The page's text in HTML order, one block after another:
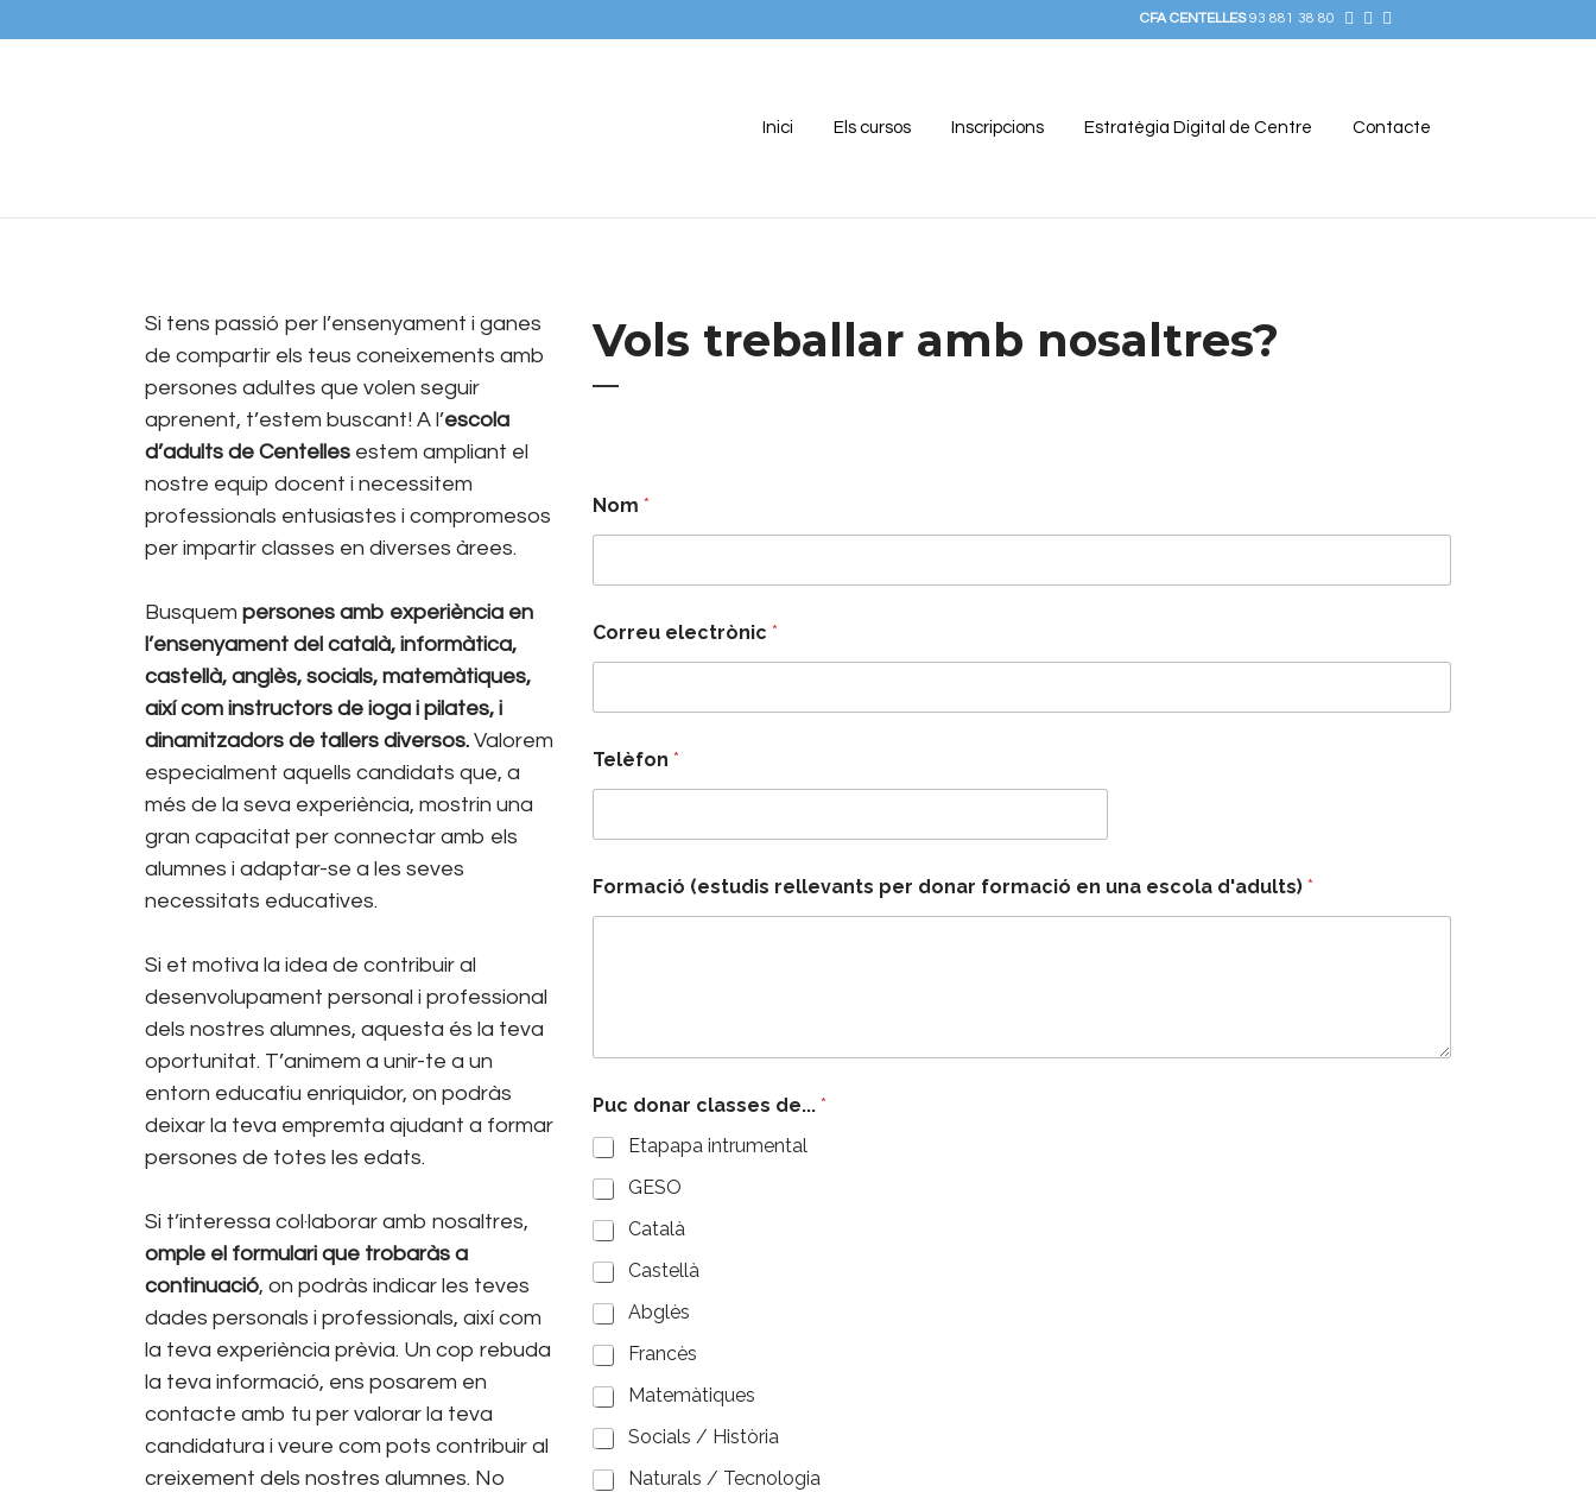
CFA CENTELLES93 881 38 80
Inici Els cursos Inscripcions Estratègia Digital de Centre Contacte
Si tens passió per l’ensenyament i ganes
de compartir els teus coneixements amb
persones adultes que volen seguir
aprenent, t’estem buscant! A l’escola
d’adults de Centelles estem ampliant el
nostre equip docent i necessitem
professionals entusiastes i compromesos
per impartir classes en diverses àrees.
Busquem persones amb experiència en
l’ensenyament del català, informàtica,
castellà, anglès, socials, matemàtiques,
així com instructors de ioga i pilates, i
dinamitzadors de tallers diversos. Valorem
especialment aquells candidats que, a
més de la seva experiència, mostrin una
gran capacitat per connectar amb els
alumnes i adaptar-se a les seves
necessitats educatives.
Si et motiva la idea de contribuir al
desenvolupament personal i professional
dels nostres alumnes, aquesta és la teva
oportunitat. T’animem a unir-te a un
entorn educatiu enriquidor, on podràs
deixar la teva empremta ajudant a formar
persones de totes les edats.
Si t’interessa col·laborar amb nosaltres,
omple el formulari que trobaràs a
continuació, on podràs indicar les teves
dades personals i professionals, així com
la teva experiència prèvia. Un cop rebuda
la teva informació, ens posarem en
contacte amb tu per valorar la teva
candidatura i veure com pots contribuir al
creixement dels nostres alumnes. No
Vols treballar amb nosaltres?
Nom *
o
n
r
s
c
o
a
u
Correu electrònic *
Telèfon *
Formació (estudis rellevants per donar formació en una escola d'adults) *
Puc donar classes de... *
Etapapa intrumental
GESO
Català
Castellà
Abglès
Francès
Matemàtiques
Socials / Història
Naturals / Tecnologia